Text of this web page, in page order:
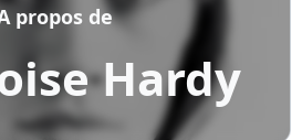
Hardy
propos de